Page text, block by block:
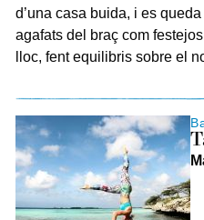
d’una casa buida, i es
agafats del braç com festejos
lloc, fent equilibris sobre el